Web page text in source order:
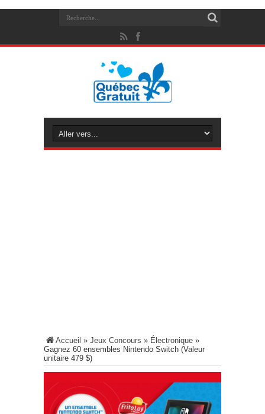
Accueil » Jeux Concours » Électronique »
Gagnez 60 ensembles Nintendo Switch (Valeur
unitaire 479 $)